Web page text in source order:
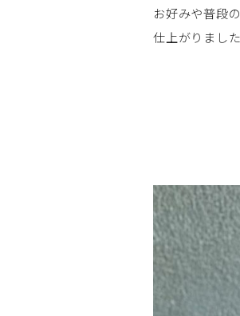
お好みや普段
仕上がりまし